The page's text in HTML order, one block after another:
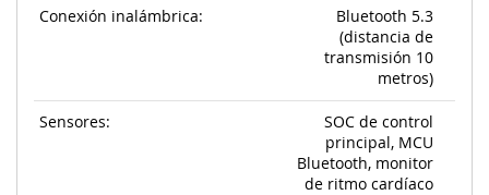
Conexión inalámbrica:
Bluetooth 5.3
(distancia de
transmisión 10
metros)
Sensores:
SOC de control
principal, MCU
Bluetooth, monitor
de ritmo cardíaco